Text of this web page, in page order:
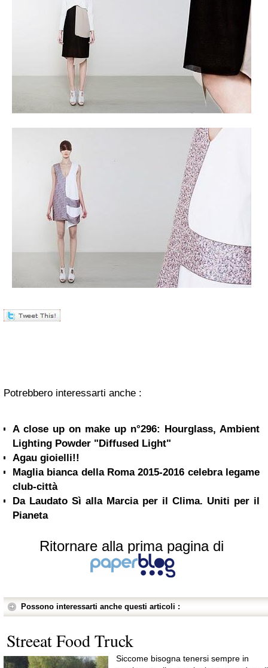
Potrebbero interessarti anche :
A close up on make up n°296: Hourglass, Ambient
Lighting Powder "Diffused Light"
Agau gioielli!!
Maglia bianca della Roma 2015-2016 celebra legame
club-città
Da Laudato Sì alla Marcia per il Clima. Uniti per il
Pianeta
Ritornare alla prima pagina di
Possono interessarti anche questi articoli :
Streeat Food Truck
Siccome bisogna tenersi sempre in